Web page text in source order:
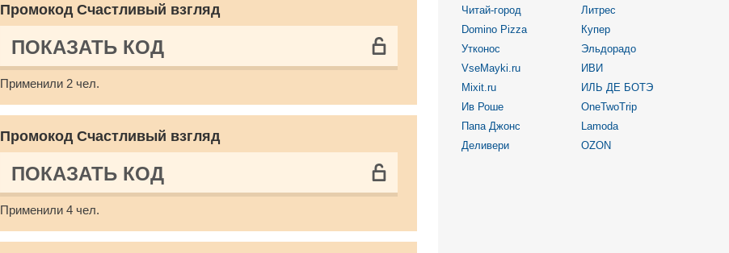
Промокод Счастливый взгляд
ПОКАЗАТЬ КОД
Применили 2 чел.
Промокод Счастливый взгляд
ПОКАЗАТЬ КОД
Применили 4 чел.
Читай-город
Литрес
Domino Pizza
Купер
Утконос
Эльдорадо
VseMayki.ru
ИВИ
Mixit.ru
ИЛЬ ДЕ БОТЭ
Ив Роше
OneTwoTrip
Папа Джонс
Lamoda
Деливери
OZON